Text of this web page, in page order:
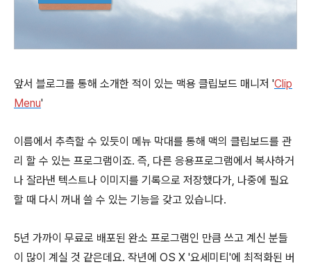
앞서 블로그를 통해 소개한 적이 있는 맥용 클립보드 매니저 'Clip
Menu'
이름에서 추측할 수 있듯이 메뉴 막대를 통해 맥의 클립보드를 관
리 할 수 있는 프로그램이죠. 즉, 다른 응용프로그램에서 복사하거
나 잘라낸 텍스트나 이미지를 기록으로 저장했다가, 나중에 필요
할 때 다시 꺼내 쓸 수 있는 기능을 갖고 있습니다.
5년 가까이 무료로 배포된 완소 프로그램인 만큼 쓰고 계신 분들
이 많이 계실 것 같은데요. 작년에 OS X '요세미티'에 최적화된 버